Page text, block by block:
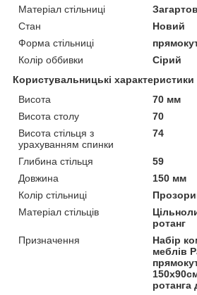
Матеріал стільниці
Стан
Новий
Форма стільниці
Колір оббивки
Сірий
Користувальницькі характеристики
Висота
70 мм
Висота столу
70
Висота стільця з
урахуванням спинки
74
Глибина стільця
59
Довжина
150 мм
Колір стільниці
Матеріал стільців
ротанг
Призначення
Набір
меблів
ротанга